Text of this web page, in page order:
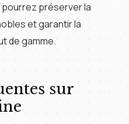
pourrez préserver la
et garantir la
de gamme.
sur